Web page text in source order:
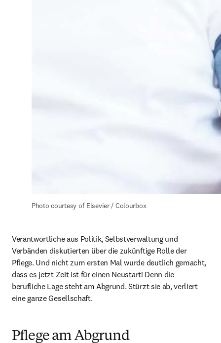
Photo courtesy of Elsevier / Colourbox
Verantwortliche aus Politik, Selbstverwaltung und
Verbänden diskutierten über die zukünftige Rolle der
Pflege. Und nicht zum ersten Mal wurde deutlich gemacht,
dass es jetzt Zeit ist für einen Neustart! Denn die
berufliche Lage steht am Abgrund. Stürzt sie ab, verliert
eine ganze Gesellschaft.
Pflege am Abgrund